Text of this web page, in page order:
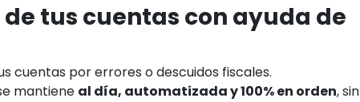
tus cuentas con ayuda de
cuentas por errores o descuidos fiscales.
mantiene al día, automatizada y 100% en orden, sin